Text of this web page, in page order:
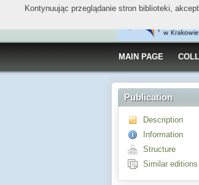
MAIN PAGE
Publication
Description
Information
Structure
Similar editions
Kontynuując przeglądanie stron biblioteki,